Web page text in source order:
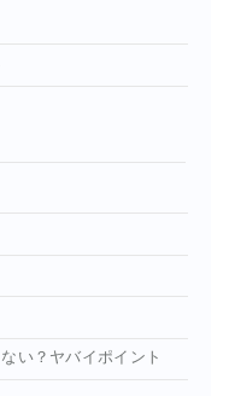
い？ヤバイポイント